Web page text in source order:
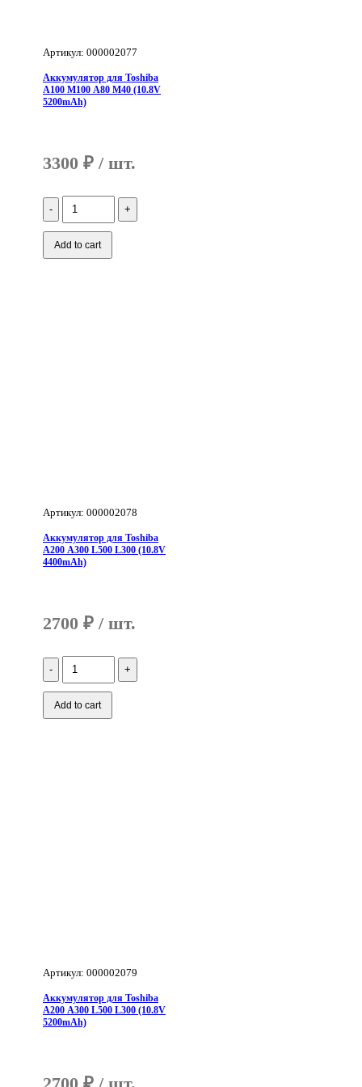
Артикул: 000002077
Аккумулятор для Toshiba
A100 M100 A80 M40 (10.8V
5200mAh)
3300 ₽
Количество
Аккумулятор
для
Toshiba
A100
Add to cart
Артикул: 000002078
Аккумулятор для Toshiba
A200 A300 L500 L300 (10.8V
4400mAh)
2700 ₽
Количество
Аккумулятор
для
Toshiba
A200
Add to cart
Артикул: 000002079
Аккумулятор для Toshiba
A200 A300 L500 L300 (10.8V
5200mAh)